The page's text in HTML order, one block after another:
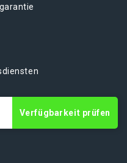
Verfügbarkeit prüfen